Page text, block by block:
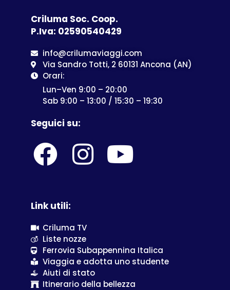
Criluma Soc. Coop.
P.Iva: 02590540429
info@crilumaviaggi.com
Via Sandro Totti, 2 60131 Ancona (AN)
Orari:
Lun–Ven 9:00 – 20:00
Sab 9:00 – 13:00 / 15:30 – 19:30
Seguici su:
Link utili:
Criluma TV
Liste nozze
Ferrovia Subappennina Italica
Viaggia e adotta uno studente
Aiuti di stato
Itinerario della bellezza